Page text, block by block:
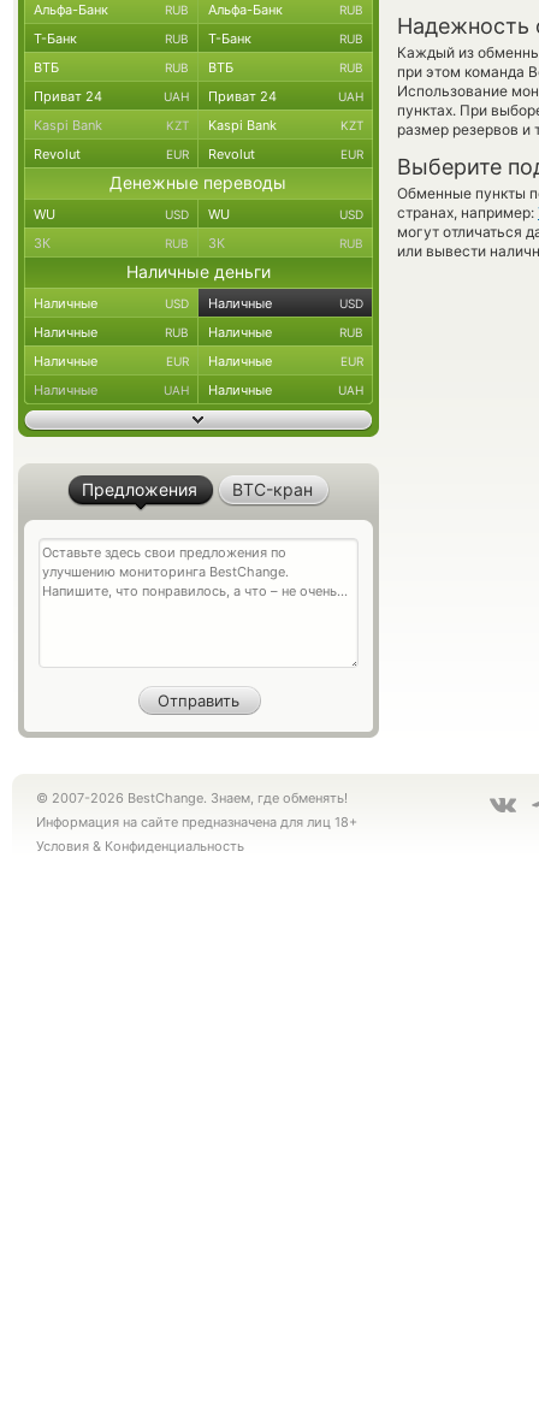
Надежность
Каждый из
при этом команда
Использование
пунктах. При
размер резервов и
Выберите
Обменные пункты
странах, например:
могут отличаться
или вывести
Альфа-Банк RUB Альфа-Банк RUB
Т-Банк RUB Т-Банк RUB
ВТБ RUB ВТБ RUB
Приват 24 UAH Приват 24 UAH
Kaspi Bank KZT Kaspi Bank KZT
Revolut EUR Revolut EUR
Денежные переводы
WU USD WU USD
ЗК RUB ЗК RUB
Наличные деньги
Наличные USD Наличные USD
Наличные RUB Наличные RUB
Наличные EUR Наличные EUR
Наличные UAH Наличные UAH
Предложения BTC-кран
© 2007-2026 BestChange. Знаем, где обменять!
Информация на сайте предназначена для лиц 18+
Условия & Конфиденциальность